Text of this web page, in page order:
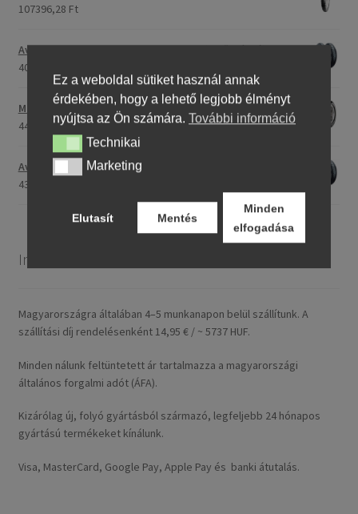
107396,28 Ft
Avon Roadrider MKII 90/90 - 18 51V TL (első/hátsó)
40791,20 Ft
Maxxis M-6011 170/80 - 15 77H TL (hátsó gumi)
44753,31 Ft
Avon Roadrider MKII 110/80 - 18 (58V) TL (első/hátsó)
43809,26 Ft
Információ
Magyarországra általában 4–5 munkanapon belül szállítunk. A
szállítási díj rendelésenként 14,95 € / ~ 5737 HUF.
Minden nálunk feltüntetett ár tartalmazza a magyarországi
általános forgalmi adót (ÁFA).
Kizárólag új, folyó gyártásból származó, legfeljebb 24 hónapos
gyártású termékeket kínálunk.
Visa, MasterCard, Google Pay, Apple Pay és banki átutalás.
Ez a weboldal sütiket használ annak
érdekében, hogy a lehető legjobb élményt
nyújtsa az Ön számára. További információ
TechnikaiTechnikai
MarketingMarketing
Elutasít Mentés
Minden
elfogadása